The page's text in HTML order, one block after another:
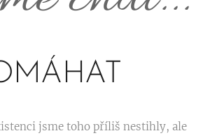
jsme toho příliš nestihly, ale